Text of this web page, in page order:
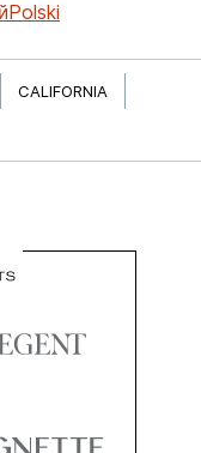
Polski
CALIFORNIA